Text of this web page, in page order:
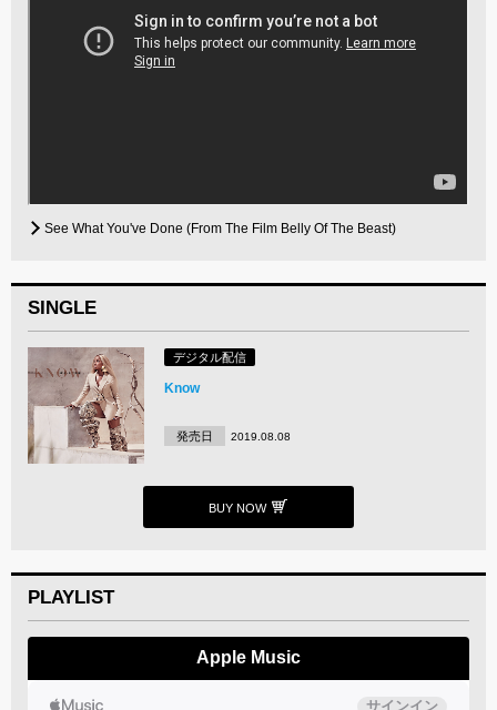
See What You've Done (From The Film Belly Of The Beast)
SINGLE
デジタル配信
Know
発売日 2019.08.08
BUY NOW
PLAYLIST
Apple Music